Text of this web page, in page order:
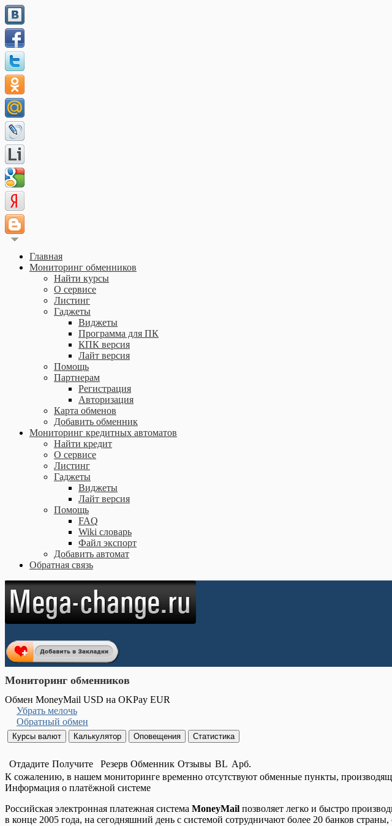
Главная
Мониторинг обменников
Найти курсы
О сервисе
Листинг
Гаджеты
Виджеты
Программа для ПК
КПК версия
Лайт версия
Помощь
Партнерам
Регистрация
Авторизация
Карта обменов
Добавить обменник
Мониторинг кредитных автоматов
Найти кредит
О сервисе
Листинг
Гаджеты
Виджеты
Лайт версия
Помощь
FAQ
Wiki словарь
Файл экспорт
Добавить автомат
Обратная связь
Мониторинг обменников
Обмен MoneyMail USD на OKPay EUR
Убрать мелочь
Обратный обмен
Отдадите Получите Резерв Обменник Отзывы BL Арб.
К сожалению, в нашем мониторинге временно отсутствуют обменные пункты,
Информация о платёжной системе
Российская электронная платежная система MoneyMail позволяет легко и быстро
в конце 2005 года, на сегодняшний день с системой сотрудничают более 20 банков